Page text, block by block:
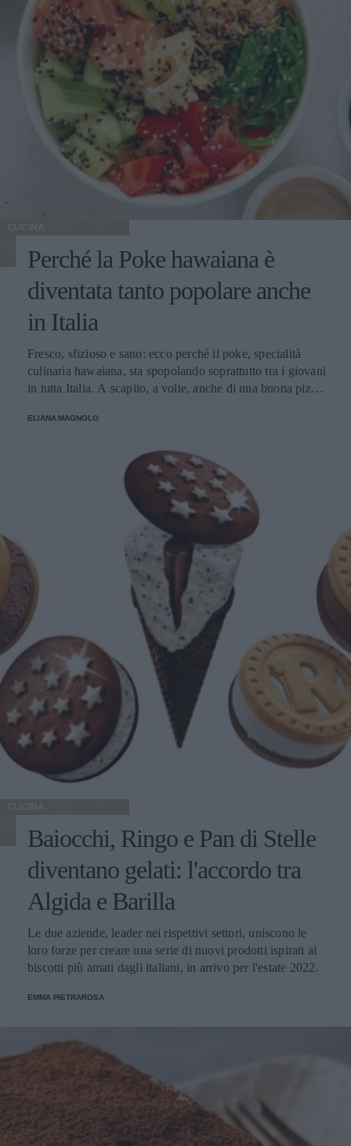
CUCINA
Perché la Poke hawaiana è
diventata tanto popolare anche
in Italia
Fresco, sfizioso e sano: ecco perché il poke, specialità
culinaria hawaiana, sta spopolando soprattutto tra i giovani
in tutta Italia. A scapito, a volte, anche di una buona pizza.
ELIANA MAGNOLO
CUCINA
Baiocchi, Ringo e Pan di Stelle
diventano gelati: l'accordo tra
Algida e Barilla
Le due aziende, leader nei rispettivi settori, uniscono le
loro forze per creare una serie di nuovi prodotti ispirati ai
biscotti più amati dagli italiani, in arrivo per l'estate 2022.
EMMA PIETRAROSA